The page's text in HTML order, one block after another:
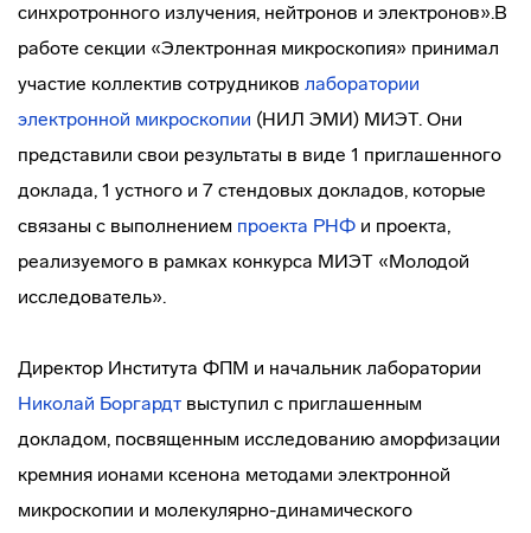
синхротронного излучения, нейтронов и электронов».В
работе секции «Электронная микроскопия» принимал
участие коллектив сотрудников лаборатории
электронной микроскопии (НИЛ ЭМИ) МИЭТ. Они
представили свои результаты в виде 1 приглашенного
доклада, 1 устного и 7 стендовых докладов, которые
связаны с выполнением проекта РНФ и проекта,
реализуемого в рамках конкурса МИЭТ «Молодой
исследователь».
Директор Института ФПМ и начальник лаборатории
Николай Боргардт выступил с приглашенным
докладом, посвященным исследованию аморфизации
кремния ионами ксенона методами электронной
микроскопии и молекулярно-динамического